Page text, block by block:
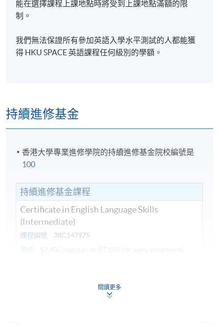
能在選擇課程上課地點時將受到上課地點滿額的限
制。
我們無法保證所有參加英語入學水平測試的人都能獲
得 HKU SPACE 英語課程任何級別的學額。
持續進修基金
香港大學專業進修學院的持續進修基金院校編號是
100
持續進修基金課程
Certificate in English Language Skills
(Intermediate)
課程編號
38C147975
學費
WRITING SKILLS 2 (MODULES FROM
閱讀更多